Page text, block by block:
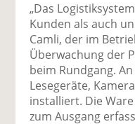
„Das
Kunden als auch
Camli, der im
Überwachung der
beim Rundgang.
Lesegeräte,
installiert. Die
zum Ausgang